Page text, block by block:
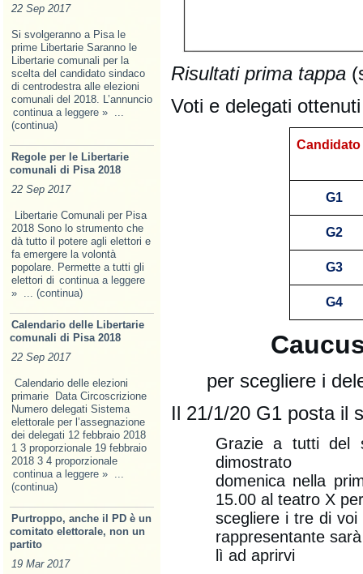
22 Sep 2017
Si svolgeranno a Pisa le
prime Libertarie Saranno le
Libertarie comunali per la
scelta del candidato sindaco
di centrodestra alle elezioni
comunali del 2018. L’annuncio
continua a leggere » ...
(continua)
Regole per le Libertarie
comunali di Pisa 2018
22 Sep 2017
Libertarie Comunali per Pisa
2018 Sono lo strumento che
dà tutto il potere agli elettori e
fa emer­gere la volontà
popolare. Permette a tutti gli
elettori di continua a leggere
» ... (continua)
Calendario delle Libertarie
comunali di Pisa 2018
22 Sep 2017
Calendario delle elezioni
primarie Data Circoscrizione
Numero delegati Sistema
elettorale per l’assegnazione
dei delegati 12 febbraio 2018
1 3 proporzionale 19 febbraio
2018 3 4 proporzionale
continua a leggere » ...
(continua)
Purtroppo, anche il PD è un
comitato elettorale, non un
partito
19 Mar 2017
Risultati prima tappa
Voti e delegati
Candidato
G1
G2
G3
G4
per scegliere i
Il 21/1/20 G1 posta il
Grazie a tutti del
dimostrato
domenica nella
15.00 al teatro X per
scegliere i tre di
rappresentante sarà
lì ad aprirvi